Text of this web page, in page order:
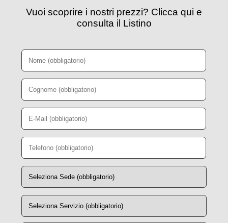
Vuoi scoprire i nostri prezzi? Clicca qui e
consulta il Listino